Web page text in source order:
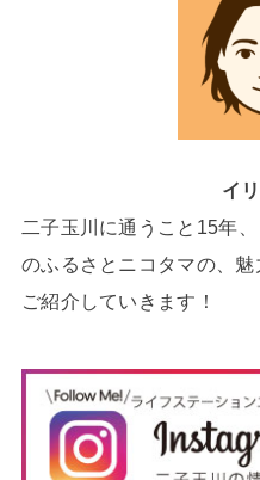
イ
二子玉川に通うこと15年
のふるさとニコタマの、
ご紹介していきます！